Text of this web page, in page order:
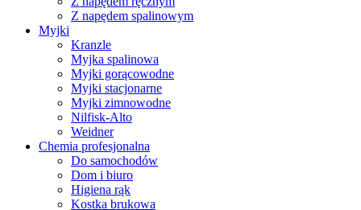
Z napędem spalinowym
Myjki
Kranzle
Myjka spalinowa
Myjki gorącowodne
Myjki stacjonarne
Myjki zimnowodne
Nilfisk-Alto
Weidner
Chemia profesjonalna
Do samochodów
Dom i biuro
Higiena rąk
Kostka brukowa